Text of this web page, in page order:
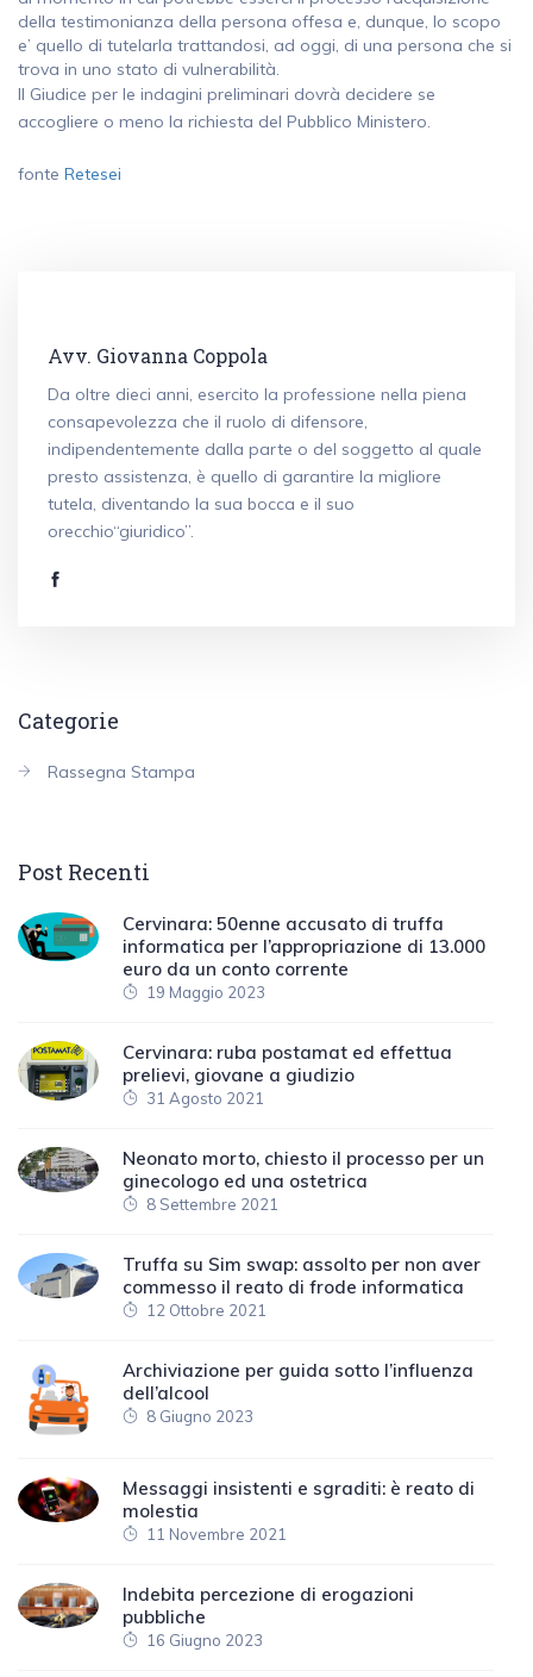
della testimonianza della persona offesa e, dunque, lo scopo
e’ quello di tutelarla trattandosi, ad oggi, di una persona che si
trova in uno stato di vulnerabilità.
Il Giudice per le indagini preliminari dovrà decidere se
accogliere o meno la richiesta del Pubblico Ministero.
fonte Retesei
Avv. Giovanna Coppola
Da oltre dieci anni, esercito la professione nella piena
consapevolezza che il ruolo di difensore,
indipendentemente dalla parte o del soggetto al quale
presto assistenza, è quello di garantire la migliore
tutela, diventando la sua bocca e il suo
orecchio“giuridico”.
Categorie
Rassegna Stampa
Post Recenti
Cervinara: 50enne accusato di truffa
informatica per l’appropriazione di 13.000
euro da un conto corrente
19 Maggio 2023
Cervinara: ruba postamat ed effettua
prelievi, giovane a giudizio
31 Agosto 2021
Neonato morto, chiesto il processo per un
ginecologo ed una ostetrica
8 Settembre 2021
Truffa su Sim swap: assolto per non aver
commesso il reato di frode informatica
12 Ottobre 2021
Archiviazione per guida sotto l’influenza
dell’alcool
8 Giugno 2023
Messaggi insistenti e sgraditi: è reato di
molestia
11 Novembre 2021
Indebita percezione di erogazioni
pubbliche
16 Giugno 2023